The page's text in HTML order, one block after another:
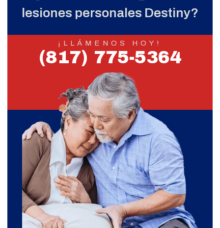
lesiones personales Destiny?
¡LLÁMENOS HOY!
(817) 775-5364